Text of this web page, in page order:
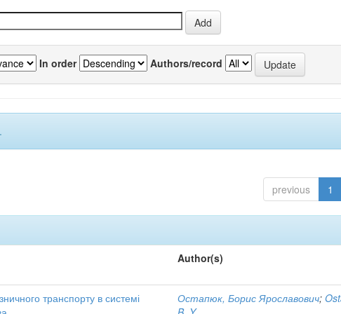
In order Authors/record
previous 1
Author(s)
транспорту в системі
Остапюк, Борис Ярославович;